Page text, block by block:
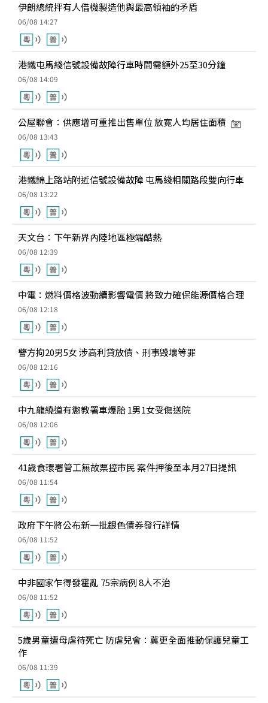
伊朗總統抨有人借機製造他與最高領袖的矛盾
06/08 14:27
港鐵屯馬綫信號設備故障行車時間需額外25至30分鐘
06/08 14:09
公屋聯會：供應增可重推出售單位 放寛人均居住面積
06/08 13:43
港鐵錦上路站附近信號設備故障 屯馬綫相關路段雙向行車
06/08 13:22
天文台：下午新界內陸地區極端酷熱
06/08 12:39
中電：燃料價格波動續影響電價 將致力確保能源價格合理
06/08 12:18
警方拘20男5女 涉高利貸放債、刑事毁壞等罪
06/08 12:16
中九龍繞道有懲教署車爆胎 1男1女受傷送院
06/08 12:06
41歲食環署管工無故票控市民 案件押後至本月27日提訊
06/08 11:54
政府下午將公布新一批銀色債券發行詳情
06/08 11:52
中非國家乍得發霍亂 75宗病例 8人不治
06/08 11:52
5歲男童遭母虐待死亡 防虐兒會：冀更全面推動保護兒童工
作
06/08 11:39